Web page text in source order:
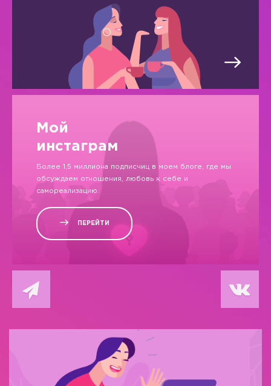
Мой
инстаграм
Более 1,5 миллиона подписчиц в моем блоге, где мы
обсуждаем отношения, любовь к себе и
самореализацию.
ПЕРЕЙТИ